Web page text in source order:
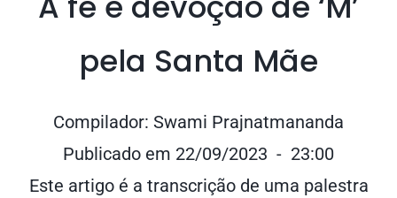
pela Santa Mãe
Compilador: Swami Prajnatmananda
Publicado em 22/09/2023 - 23:00
Este artigo é a transcrição de uma palestra